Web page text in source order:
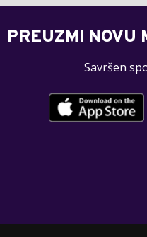
PREUZMI NOVU
Savršen